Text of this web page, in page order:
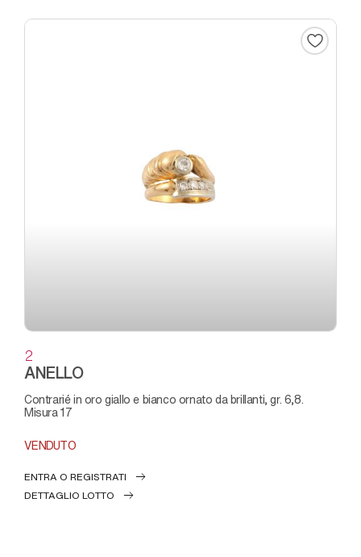
2
ANELLO
contrarié in oro giallo e bianco ornato da brillanti, gr. 6,8.
Misura 17
VENDUTO
ENTRA O REGISTRATI
DETTAGLIO LOTTO